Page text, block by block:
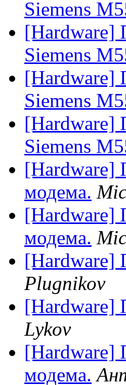
Siemens
[Hardware]
Siemens
[Hardware]
Siemens
[Hardware]
Siemens
[Hardware]
модема.
[Hardware]
модема.
[Hardware]
Plugnikov
[Hardware]
Lykov
[Hardware]
модема.